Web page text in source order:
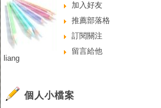
加入好友
推薦部落格
訂閱關注
留言給他
liang
個人小檔案